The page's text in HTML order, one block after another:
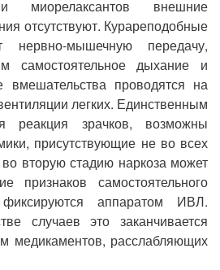
миорелаксантов внешние
отсутствуют. Курареподобные
нервно-мышечную передачу,
самостоятельное дыхание и
проводятся на
легких. Единственным
реакция зрачков, возможны
присутствующие не во всех
вторую стадию наркоза может
признаков самостоятельного
аппаратом ИВЛ.
случаев это заканчивается
медикаментов, расслабляющих